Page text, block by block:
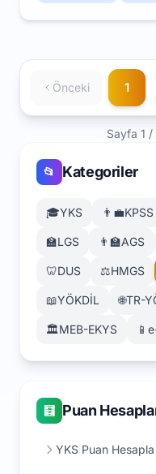
Önceki 1
Sayfa 1
📂 Kategoriler
🎓YKS 👨‍💼KPSS
🏫LGS 👨‍🏫AGS
🦷DUS ⚖️HMGS
📖YÖKDİL 🌐TR-
🏛️MEB-EKYS 📱
🧮 Puan
YKS Puan Hesapla